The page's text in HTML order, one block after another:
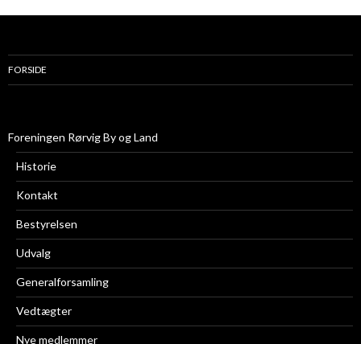
FORSIDE
Foreningen Rørvig By og Land
Historie
Kontakt
Bestyrelsen
Udvalg
Generalforsamling
Vedtægter
Nye medlemmer